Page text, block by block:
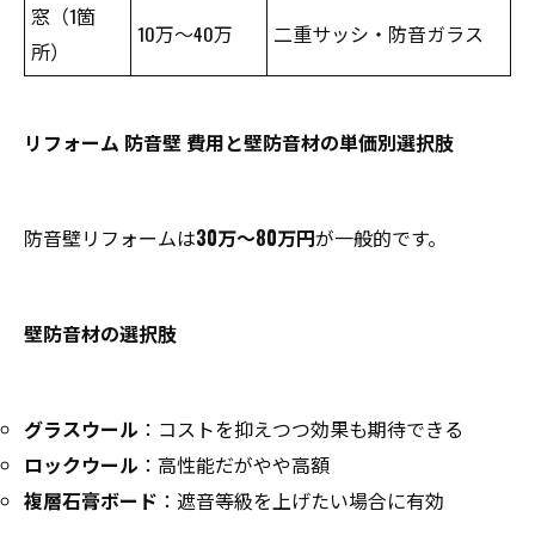
窓（1箇
所）
10万～40万 二重サッシ・防音ガラス
リフォーム 防音壁 費用と壁防音材の単価別選択肢
防音壁リフォームは30万～80万円が一般的です。
壁防音材の選択肢
グラスウール ：コストを抑えつつ効果も期待できる
ロックウール ：高性能だがやや高額
複層石膏ボード ：遮音等級を上げたい場合に有効